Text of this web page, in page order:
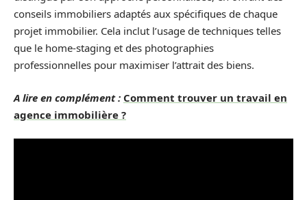
conseils immobiliers adaptés aux spécifiques de chaque
projet immobilier. Cela inclut l’usage de techniques telles
que le home-staging et des photographies
professionnelles pour maximiser l’attrait des biens.
A lire en complément : Comment trouver un travail en
agence immobilière ?